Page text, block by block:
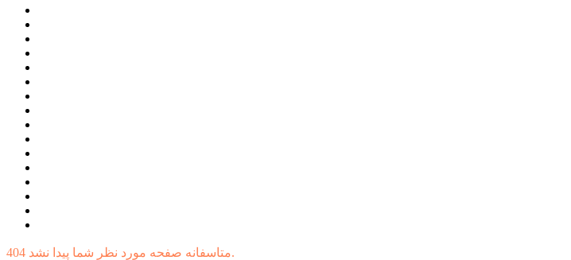
404 متاسفانه صفحه مورد نظر شما پیدا نشد.